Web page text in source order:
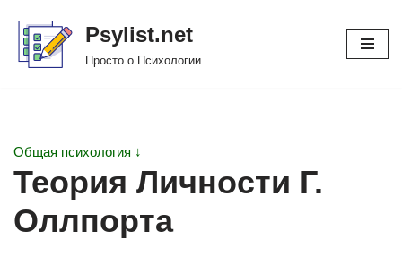
Перейти
Psylist.net
Просто о Психологии
Общая психология ↓
Теория Личности Г.
Оллпорта